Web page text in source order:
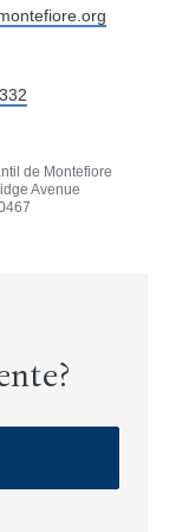
de Montefiore
Avenue